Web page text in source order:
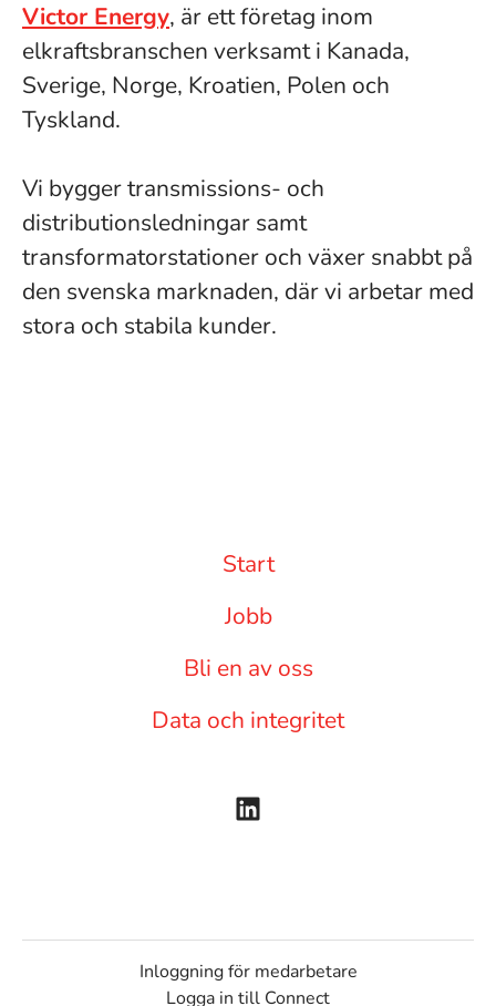
Victor Energy, är ett företag inom
elkraftsbranschen verksamt i Kanada,
Sverige, Norge, Kroatien, Polen och
Tyskland.
Vi bygger transmissions- och
distributionsledningar samt
transformatorstationer och växer snabbt på
den svenska marknaden, där vi arbetar med
stora och stabila kunder.
Start
Jobb
Bli en av oss
Data och integritet
Inloggning för medarbetare
Logga in till Connect